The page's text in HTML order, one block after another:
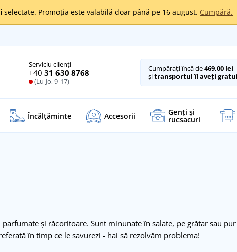
selectate. Promoția este valabilă doar până pe 16 august. Cumpără.
Serviciu clienți
+40 31 630 8768
(Lu-Jo, 9-17)
Cumpărați încă de469,00 lei
șitransportul îl aveți
Încălţăminte Accesorii Genți și
rucsacuri
și răcoritoare. Sunt minunate în salate, pe grătar sau pur
în timp ce le savurezi - hai să rezolvăm problema!